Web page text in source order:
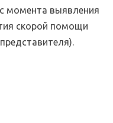
момента выявления
скорой помощи